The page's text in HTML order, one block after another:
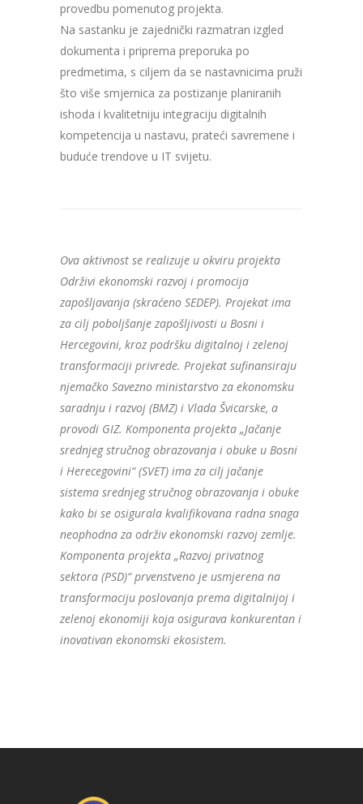
provedbu pomenutog projekta.
Na sastanku je zajednički razmatran izgled
dokumenta i priprema preporuka po
predmetima, s ciljem da se nastavnicima pruži
što više smjernica za postizanje planiranih
ishoda i kvalitetniju integraciju digitalnih
kompetencija u nastavu, prateći savremene i
buduće trendove u IT svijetu.
Ova aktivnost se realizuje u okviru projekta
Održivi ekonomski razvoj i promocija
zapošljavanja (skraćeno SEDEP). Projekat ima
za cilj poboljšanje zapošljivosti u Bosni i
Hercegovini, kroz podršku digitalnoj i zelenoj
transformaciji privrede. Projekat sufinansiraju
njemačko Savezno ministarstvo za ekonomsku
saradnju i razvoj (BMZ) i Vlada Švicarske, a
provodi GIZ. Komponenta projekta „Jačanje
srednjeg stručnog obrazovanja i obuke u Bosni
i Herecegovini“ (SVET) ima za cilj jačanje
sistema srednjeg stručnog obrazovanja i obuke
kako bi se osigurala kvalifikovana radna snaga
neophodna za održiv ekonomski razvoj zemlje.
Komponenta projekta „Razvoj privatnog
sektora (PSD)“ prvenstveno je usmjerena na
transformaciju poslovanja prema digitalnijoj i
zelenoj ekonomiji koja osigurava konkurentan i
inovativan ekonomski ekosistem.